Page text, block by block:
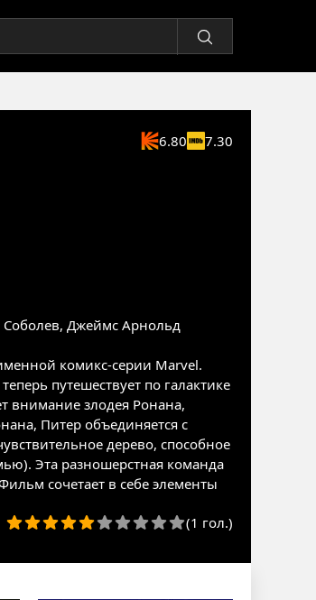
6.80 7.30
, Джеймс Арнольд
комикс-серии Marvel.
путешествует по галактике
внимание злодея Ронана,
Питер объединяется с
дерево, способное
Эта разношерстная команда
сочетает в себе элементы
(1 гол.)